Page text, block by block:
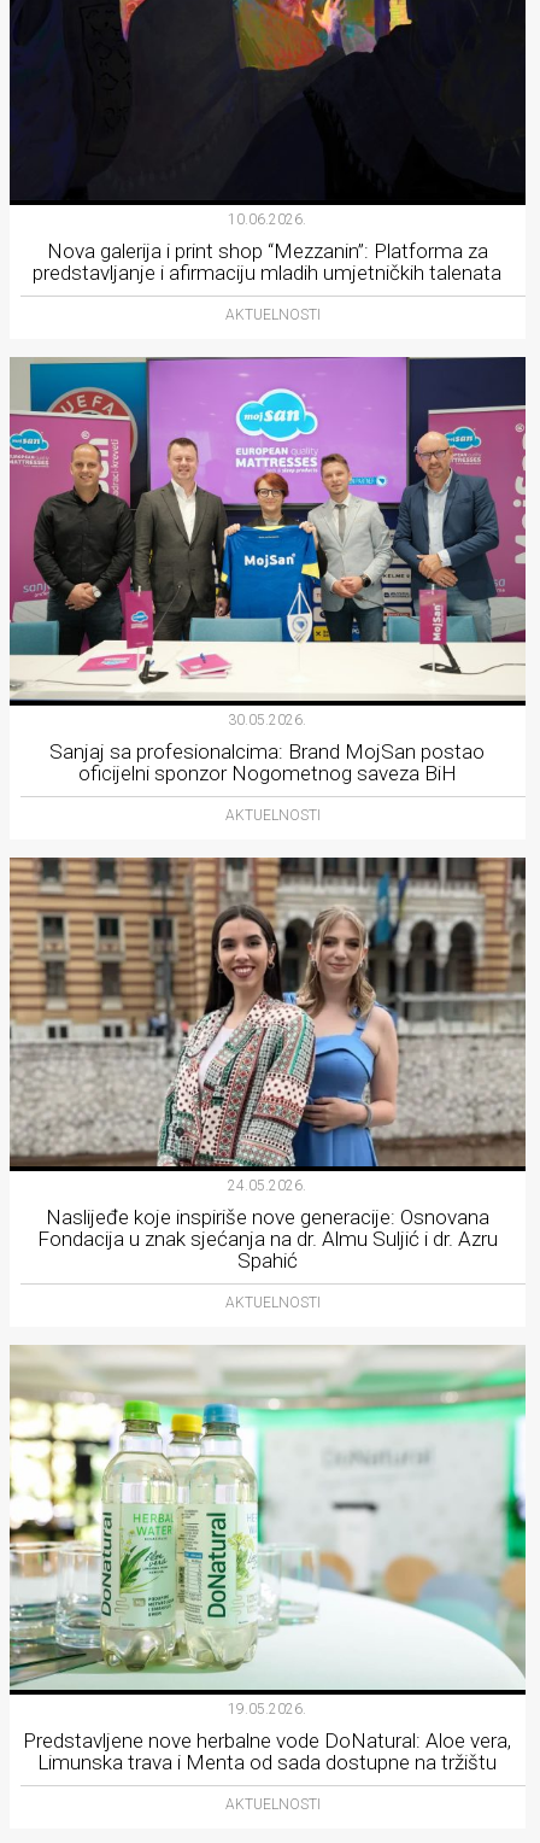
10.06.2026.
Nova galerija i print shop “Mezzanin”: Platforma za
predstavljanje i afirmaciju mladih umjetničkih talenata
AKTUELNOSTI
30.05.2026.
Sanjaj sa profesionalcima: Brand MojSan postao
oficijelni sponzor Nogometnog saveza BiH
AKTUELNOSTI
24.05.2026.
Naslijeđe koje inspiriše nove generacije: Osnovana
Fondacija u znak sjećanja na dr. Almu Suljić i dr. Azru
Spahić
AKTUELNOSTI
19.05.2026.
Predstavljene nove herbalne vode DoNatural: Aloe vera,
Limunska trava i Menta od sada dostupne na tržištu
AKTUELNOSTI